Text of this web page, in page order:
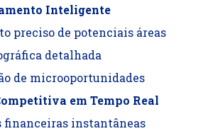
Inteligente
preciso de potenciais áreas
detalhada
de microoportunidades
em Tempo Real
financeiras instantâneas